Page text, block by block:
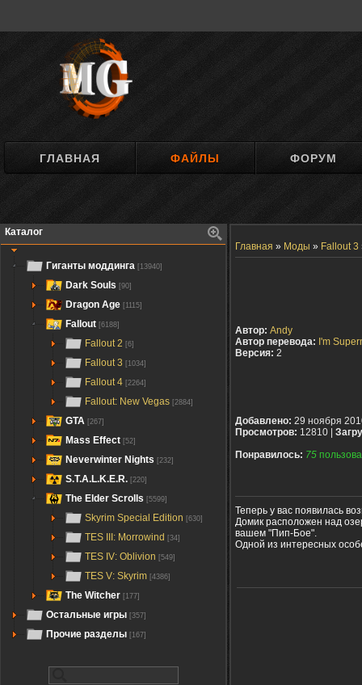
ГЛАВНАЯ ФАЙЛЫ ФОРУМ
Каталог
Гиганты моддинга [13940]
Dark Souls [90]
Dragon Age [1115]
Fallout [6188]
Fallout 2 [6]
Fallout 3 [1034]
Fallout 4 [2264]
Fallout: New Vegas [2884]
GTA [267]
Mass Effect [52]
Neverwinter Nights [232]
S.T.A.L.K.E.R. [220]
The Elder Scrolls [5599]
Skyrim Special Edition [630]
TES III: Morrowind [34]
TES IV: Oblivion [549]
TES V: Skyrim [4386]
The Witcher [177]
Остальные игры [357]
Прочие разделы [167]
Главная » Моды » Fallout 3
Автор: Andy
Автор перевода: I'm
Версия: 2
Добавлено: 29 ноября
Просмотров: 12810 |
Понравилось: 75
Теперь у вас появилась
Домик расположен над
вашем "Пип-Бое".
Одной из интересных